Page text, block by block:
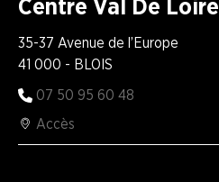
Centre Val De Loire
35-37 Avenue de l’Europe
41 000 - BLOIS
07 50 95 60 48
Accès